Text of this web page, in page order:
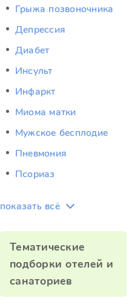
Грыжа позвоночника
Депрессия
Диабет
Инсульт
Инфаркт
Миома матки
Мужское бесплодие
Пневмония
Псориаз
показать всё
Тематические
подборки отелей и
санаториев